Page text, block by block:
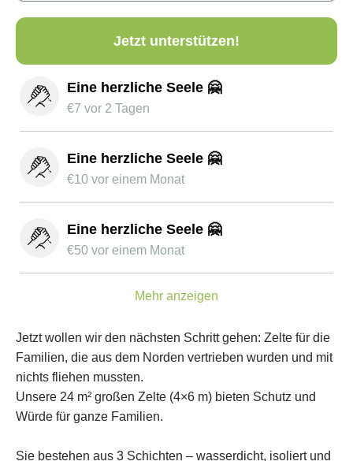
Jetzt unterstützen!
Eine herzliche Seele 🤗
€7 vor 2 Tagen
Eine herzliche Seele 🤗
€10 vor einem Monat
Eine herzliche Seele 🤗
€50 vor einem Monat
Mehr anzeigen